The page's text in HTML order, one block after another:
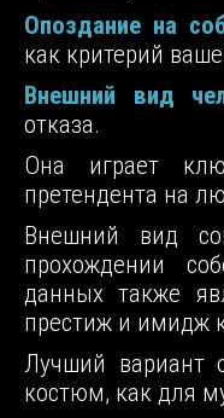
Опоздание на
как критерий
Внешний вид
отказа.
Она играет
претендента на
Внешний вид
прохождении
данных также
престиж и имидж
Лучший вариант
костюм, как для